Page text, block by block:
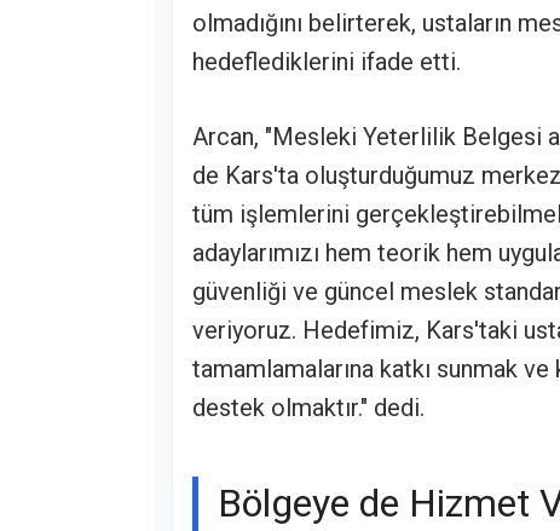
olmadığını belirterek, ustaların
hedeflediklerini ifade etti.
Arcan, "Mesleki Yeterlilik Belgesi
de Kars'ta oluşturduğumuz
tüm işlemlerini
adaylarımızı hem teorik hem
güvenliği ve güncel meslek
veriyoruz. Hedefimiz, Kars'taki
tamamlamalarına katkı sunmak
destek olmaktır." dedi.
Bölgeye de Hizmet